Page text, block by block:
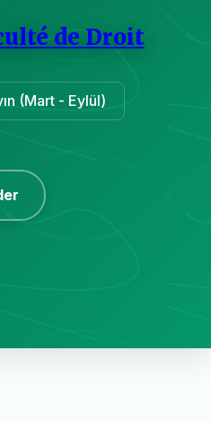
de Droit
(Mart - Eylül)